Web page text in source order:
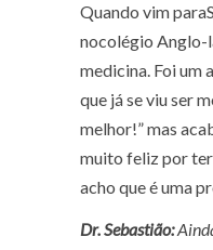
Quando vim
nocolégio Anglo-
medicina. Foi um
que já se viu ser
melhor!” mas
muito feliz por
acho que é uma
Dr. Sebastião: